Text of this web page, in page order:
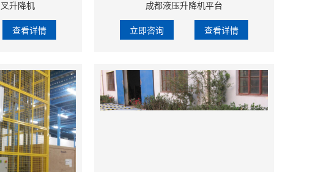
升降机
查看详情
成都液压升降机平台
立即咨询 查看详情